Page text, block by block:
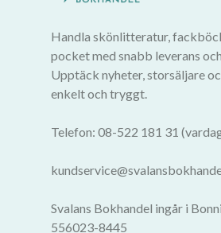
Handla skönlitteratur,
pocket med snabb leverans
Upptäck nyheter, storsäljare
enkelt och tryggt.
Telefon: 08-522 181 31
Svalans Bokhandel ingår i
556023-8445